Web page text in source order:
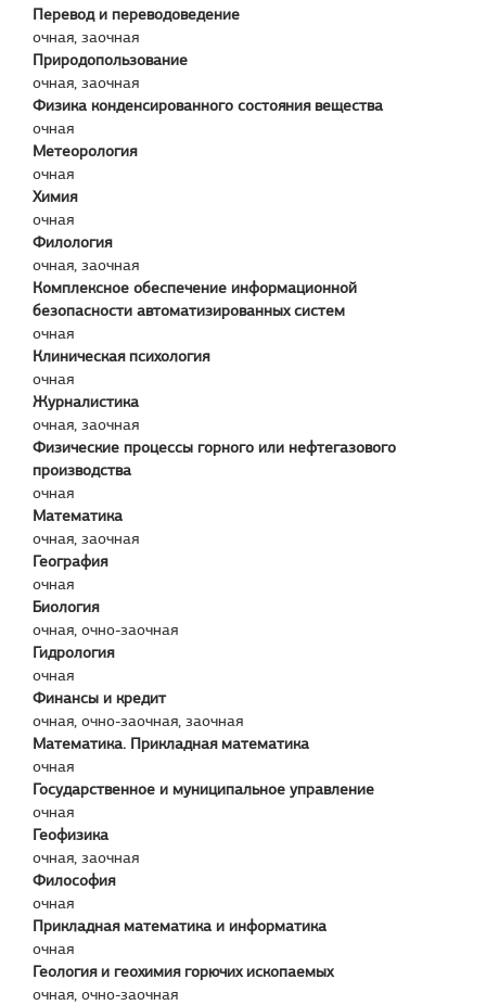
Перевод и переводоведение
очная, заочная
Природопользование
очная, заочная
Физика конденсированного состояния вещества
очная
Метеорология
очная
Химия
очная
Филология
очная, заочная
Комплексное обеспечение информационной
безопасности автоматизированных систем
очная
Клиническая психология
очная
Журналистика
очная, заочная
Физические процессы горного или нефтегазового
производства
очная
Математика
очная, заочная
География
очная
Биология
очная, очно-заочная
Гидрология
очная
Финансы и кредит
очная, очно-заочная, заочная
Математика. Прикладная математика
очная
Государственное и муниципальное управление
очная
Геофизика
очная, заочная
Философия
очная
Прикладная математика и информатика
очная
Геология и геохимия горючих ископаемых
очная, очно-заочная